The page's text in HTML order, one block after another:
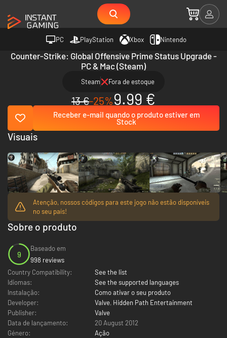
PC PlayStation Xbox Nintendo
Counter-Strike: Global Offensive Prime Status Upgrade -
PC & Mac (Steam)
Steam Fora de estoque
13 €-25%9.99 €
Receber e-mail quando o produto estiver em
Stock
Atenção, nossos códigos para este jogo não estão disponíveis
no seu país!
Sobre o produto
9
Baseado em
998 reviews
Country Compatibility:
See the list
Idiomas:
See the supported languages
Instalação:
Como ativar o seu produto
Developer:
Valve, Hidden Path Entertainment
Publisher:
Valve
Data de lançamento:
20 August 2012
Género:
Ação
Visuais